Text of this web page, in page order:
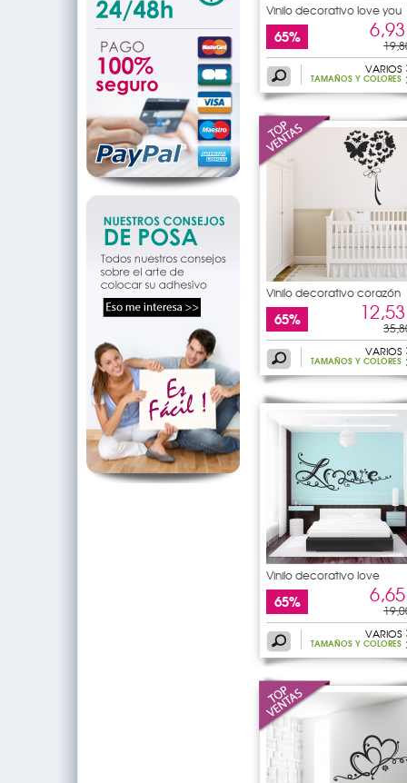
Vinilo decorativo love you
65%
VARIOS
TAMAÑOS Y COLORES
Vinilo decorativo corazón
65%
VARIOS
TAMAÑOS Y COLORES
Vinilo decorativo love
65%
VARIOS
TAMAÑOS Y COLORES